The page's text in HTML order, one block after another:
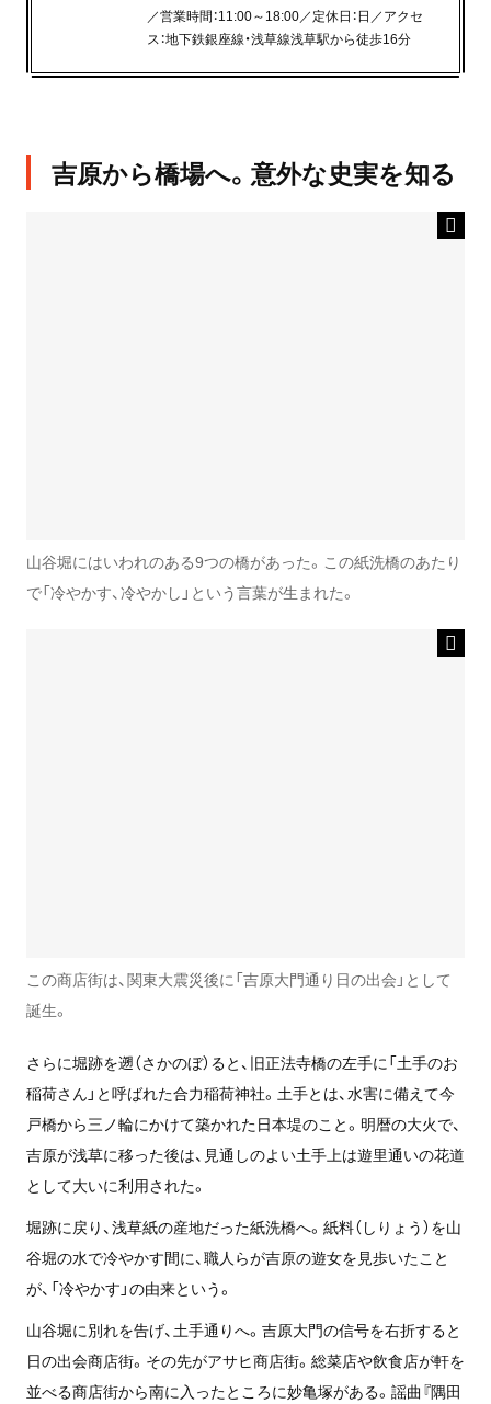
／営業時間：11:00～18:00／定休日：日／アクセ
ス：地下鉄銀座線・浅草線浅草駅から徒歩16分
吉原から橋場へ。意外な史実を知る
山谷堀にはいわれのある9つの橋があった。この紙洗橋のあたり
で「冷やかす、冷やかし」という言葉が生まれた。
この商店街は、関東大震災後に「吉原大門通り日の出会」として
誕生。
さらに堀跡を遡（さかのぼ）ると、旧正法寺橋の左手に「土手のお
稲荷さん」と呼ばれた合力稲荷神社。土手とは、水害に備えて今
戸橋から三ノ輪にかけて築かれた日本堤のこと。明暦の大火で、
吉原が浅草に移った後は、見通しのよい土手上は遊里通いの花道
として大いに利用された。
堀跡に戻り、浅草紙の産地だった紙洗橋へ。紙料（しりょう）を山
谷堀の水で冷やかす間に、職人らが吉原の遊女を見歩いたこと
が、「冷やかす」の由来という。
山谷堀に別れを告げ、土手通りへ。吉原大門の信号を右折すると
日の出会商店街。その先がアサヒ商店街。総菜店や飲食店が軒を
並べる商店街から南に入ったところに妙亀塚がある。謡曲『隅田